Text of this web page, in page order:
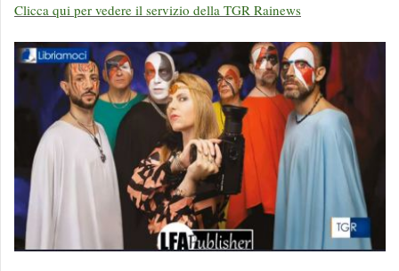
Clicca qui per vedere il servizio della TGR Rainews